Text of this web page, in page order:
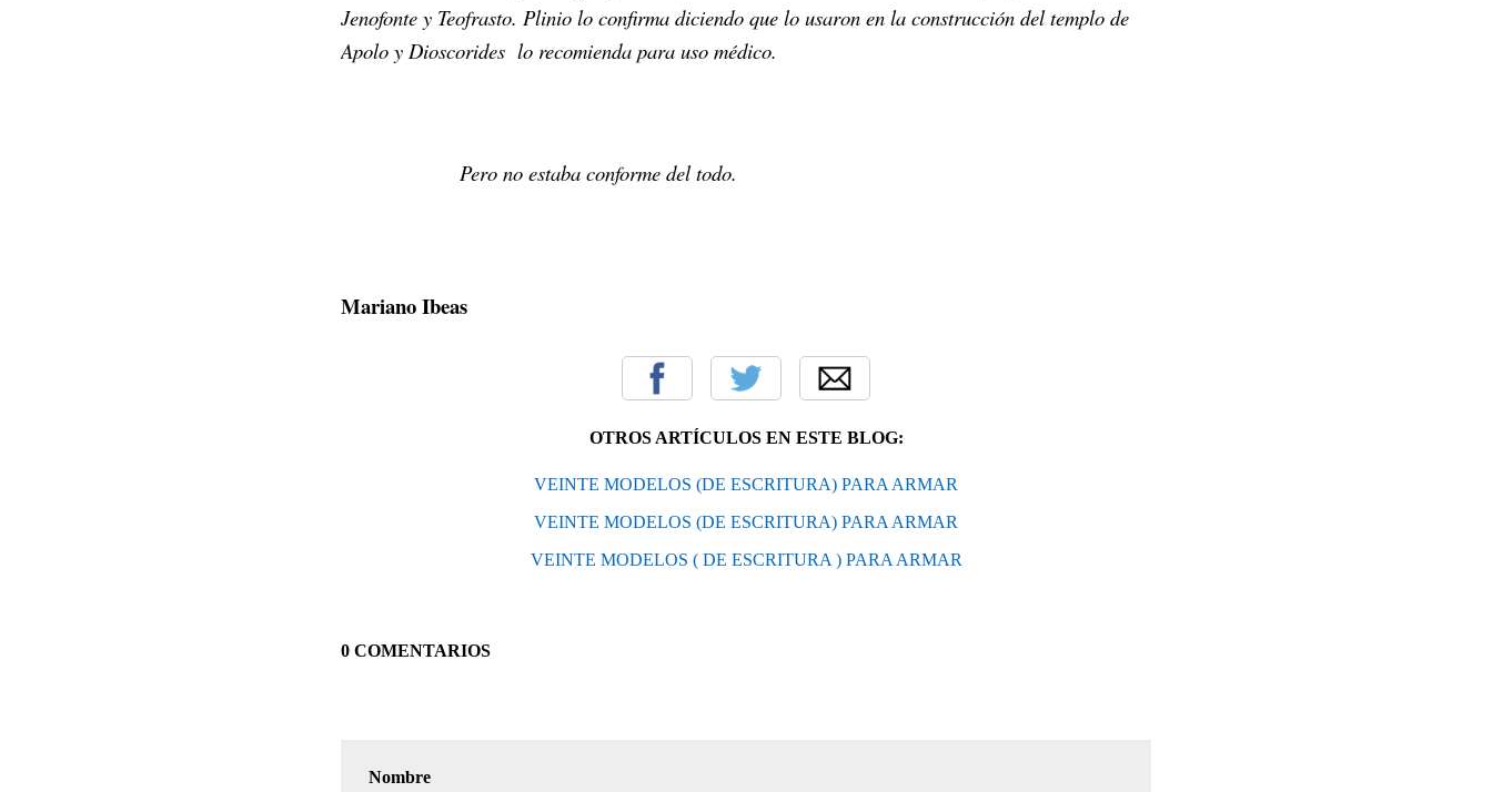
Jenofonte y Teofrasto. Plinio lo confirma diciendo que lo usaron en la construcción del templo de
Apolo y Dioscorides lo recomienda para uso médico.
Pero no estaba conforme del todo.
Mariano Ibeas
OTROS ARTÍCULOS EN ESTE BLOG:
VEINTE MODELOS (DE ESCRITURA) PARA ARMAR
VEINTE MODELOS (DE ESCRITURA) PARA ARMAR
VEINTE MODELOS ( DE ESCRITURA ) PARA ARMAR
0 COMENTARIOS
Nombre